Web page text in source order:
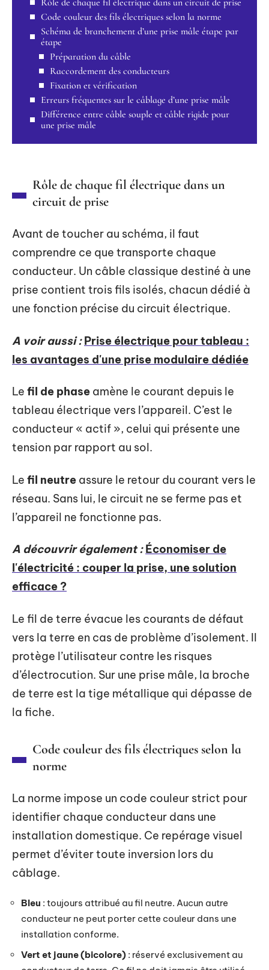
Code couleur des fils électriques selon la norme
Schéma de branchement d’une prise mâle étape par
étape
Préparation du câble
Raccordement des conducteurs
Fixation et vérification
Erreurs fréquentes sur le câblage d’une prise mâle
Différence entre câble souple et câble rigide pour
une prise mâle
Rôle de chaque fil électrique dans un
circuit de prise
Avant de toucher au schéma, il faut
comprendre ce que transporte chaque
conducteur. Un câble classique destiné à une
prise contient trois fils isolés, chacun dédié à
une fonction précise du circuit électrique.
A voir aussi : Prise électrique pour tableau :
les avantages d'une prise modulaire dédiée
Le fil de phase amène le courant depuis le
tableau électrique vers l’appareil. C’est le
conducteur « actif », celui qui présente une
tension par rapport au sol.
Le fil neutre assure le retour du courant vers le
réseau. Sans lui, le circuit ne se ferme pas et
l’appareil ne fonctionne pas.
A découvrir également : Économiser de
l'électricité : couper la prise, une solution
efficace ?
Le fil de terre évacue les courants de défaut
vers la terre en cas de problème d’isolement. Il
protège l’utilisateur contre les risques
d’électrocution. Sur une prise mâle, la broche
de terre est la tige métallique qui dépasse de
la fiche.
Code couleur des fils électriques selon la
norme
La norme impose un code couleur strict pour
identifier chaque conducteur dans une
installation domestique. Ce repérage visuel
permet d’éviter toute inversion lors du
câblage.
Bleu : toujours attribué au fil neutre. Aucun autre
conducteur ne peut porter cette couleur dans une
installation conforme.
Vert et jaune (bicolore) : réservé exclusivement au